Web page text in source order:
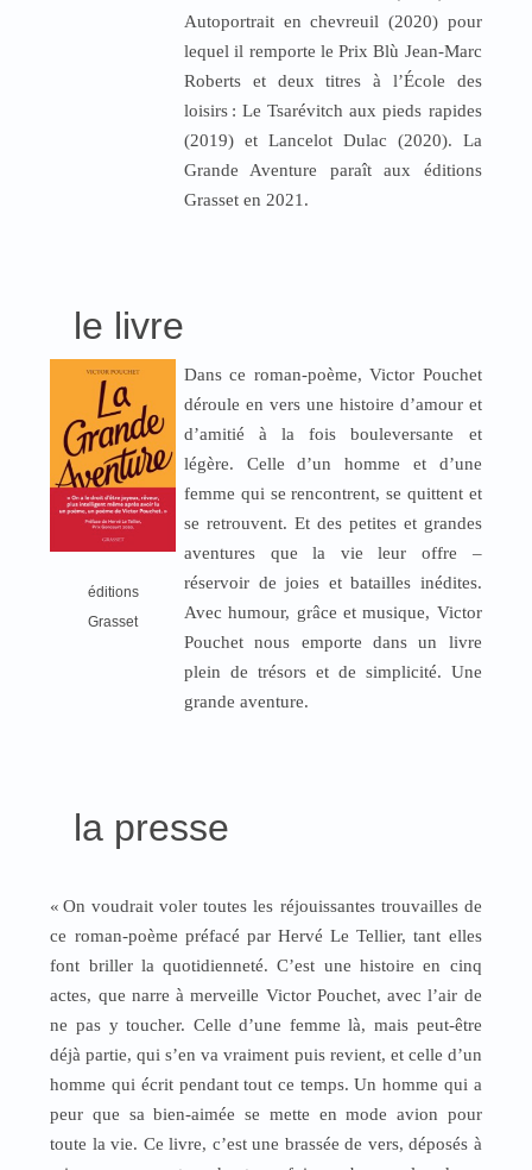
Autoportrait en chevreuil (2020) pour
lequel il remporte le Prix Blù Jean-Marc
Roberts et deux titres à l’École des
loisirs : Le Tsarévitch aux pieds rapides
(2019) et Lancelot Dulac (2020). La
Grande Aventure paraît aux éditions
Grasset en 2021.
le livre
éditions
Grasset
Dans ce roman-poème, Victor Pouchet
déroule en vers une histoire d’amour et
d’amitié à la fois bouleversante et
légère. Celle d’un homme et d’une
femme qui se rencontrent, se quittent et
se retrouvent. Et des petites et grandes
aventures que la vie leur offre –
réservoir de joies et batailles inédites.
Avec humour, grâce et musique, Victor
Pouchet nous emporte dans un livre
plein de trésors et de simplicité. Une
grande aventure.
la presse
« On voudrait voler toutes les réjouissantes trouvailles de
ce roman-poème préfacé par Hervé Le Tellier, tant elles
font briller la quotidienneté. C’est une histoire en cinq
actes, que narre à merveille Victor Pouchet, avec l’air de
ne pas y toucher. Celle d’une femme là, mais peut-être
déjà partie, qui s’en va vraiment puis revient, et celle d’un
homme qui écrit pendant tout ce temps. Un homme qui a
peur que sa bien-aimée se mette en mode avion pour
toute la vie. Ce livre, c’est une brassée de vers, déposés à